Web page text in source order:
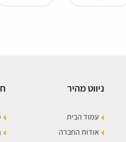
ניווט מהיר
עמוד הבית
אודות החברה